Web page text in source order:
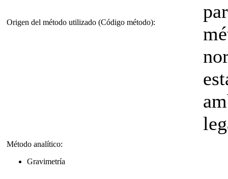
Origen del método utilizado (Código método):
Método analítico:
Gravimetría